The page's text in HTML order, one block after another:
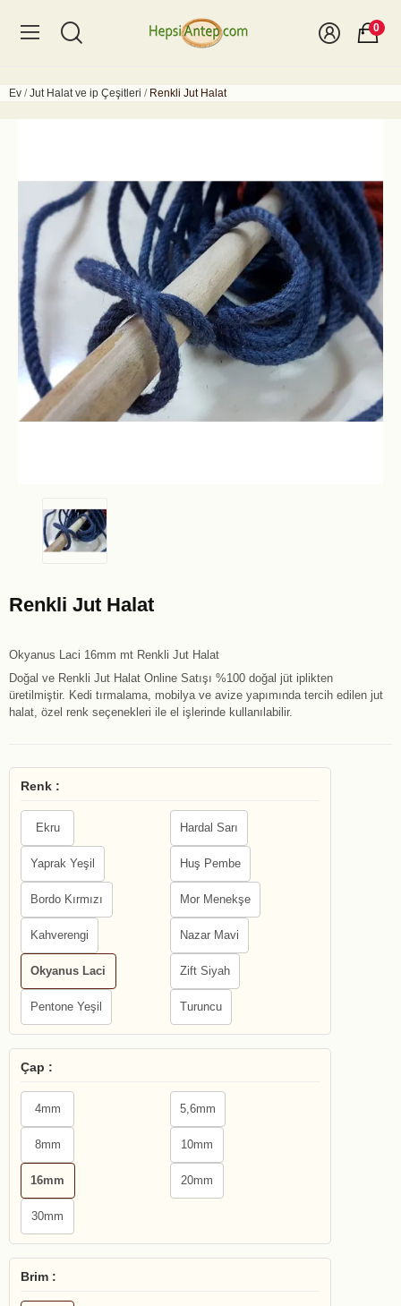
0
Ev Jut Halat ve ip Çeşitleri Renkli Jut Halat
Renkli Jut Halat
Okyanus Laci 16mm mt Renkli Jut Halat
Doğal ve Renkli Jut Halat Online Satışı %100 doğal jüt iplikten
üretilmiştir. Kedi tırmalama, mobilya ve avize yapımında tercih edilen jut
halat, özel renk seçenekleri ile el işlerinde kullanılabilir.
Renk :
Ekru Hardal Sarı
Yaprak Yeşil Huş Pembe
Bordo Kırmızı Mor Menekşe
Kahverengi Nazar Mavi
Okyanus Laci Zift Siyah
Pentone Yeşil Turuncu
Çap :
4mm 5,6mm
8mm 10mm
16mm 20mm
30mm
Brim :